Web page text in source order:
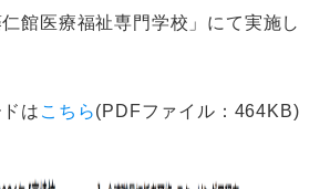
館医療福祉専門学校」にて実施し
は こちら(PDFファイル：464KB)